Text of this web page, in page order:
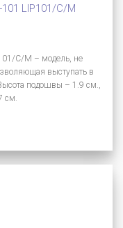
LIP101/C/M
C/M – модель, не
выступать в
подошвы – 1.9 см.,
см.